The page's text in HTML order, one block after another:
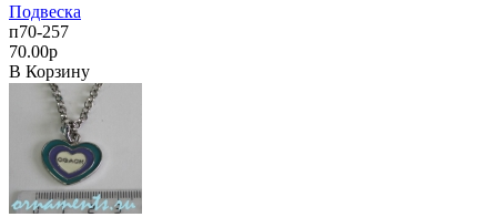
Подвеска
п70-257
70.00р
В Корзину